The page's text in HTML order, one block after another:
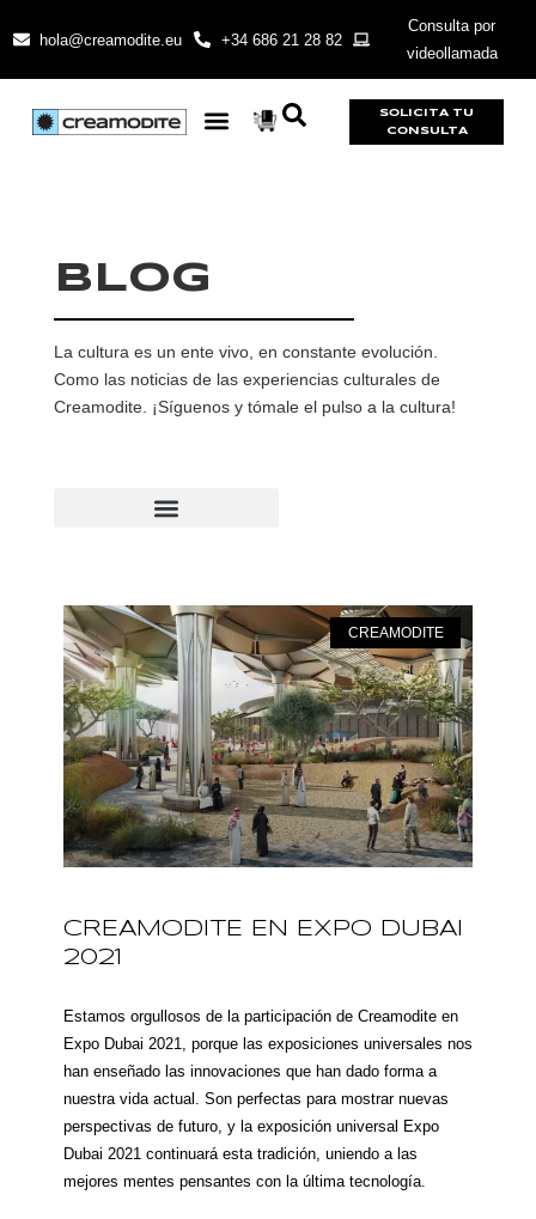
hola@creamodite.eu +34 686 21 28 82
Consulta por
videollamada
SOLICITA TU
CONSULTA
BLOG
La cultura es un ente vivo, en constante evolución.
Como las noticias de las experiencias culturales de
Creamodite. ¡Síguenos y tómale el pulso a la cultura!
CREAMODITE
CREAMODITE EN EXPO DUBAI
2021
Estamos orgullosos de la participación de Creamodite en
Expo Dubai 2021, porque las exposiciones universales nos
han enseñado las innovaciones que han dado forma a
nuestra vida actual. Son perfectas para mostrar nuevas
perspectivas de futuro, y la exposición universal Expo
Dubai 2021 continuará esta tradición, uniendo a las
mejores mentes pensantes con la última tecnología.